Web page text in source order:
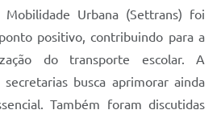
Mobilidade Urbana (Settrans) foi
positivo, contribuindo para a
do transporte escolar. A
busca aprimorar ainda
Também foram discutidas